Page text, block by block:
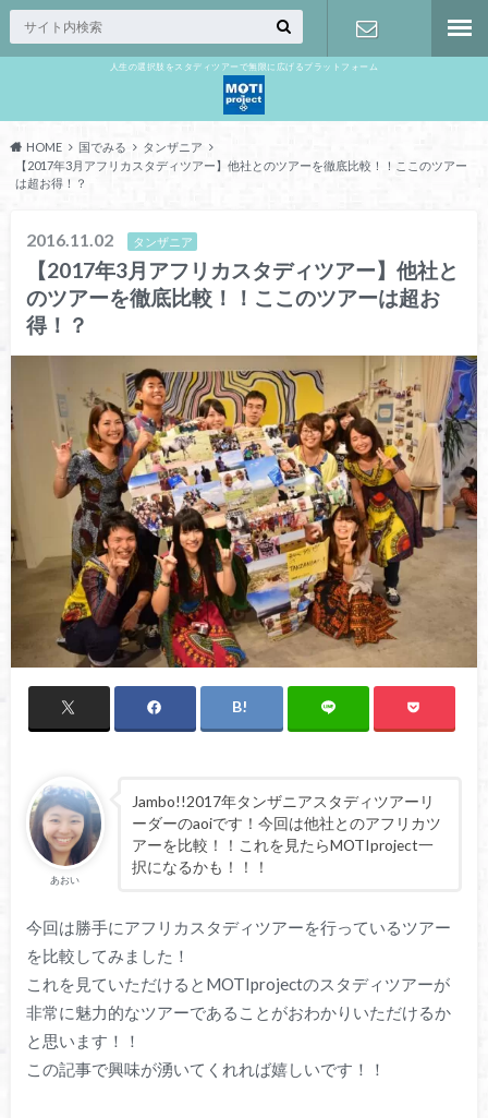
人生の選択肢をスタディツアーで無限に広げるプラットフォーム
HOME 国でみる
タンザニア
【2017年3月アフリカスタディツアー】他社とのツアーを徹底比較！！ここのツアー
は超お得！？
2016.11.02 タンザニア
【2017年3月アフリカスタディツアー】他社と
のツアーを徹底比較！！ここのツアーは超お
得！？
あおい
Jambo!!2017年タンザニアスタディツアーリ
ーダーのaoiです！今回は他社とのアフリカツ
アーを比較！！これを見たらMOTIproject一
択になるかも！！！
今回は勝手にアフリカスタディツアーを行っているツアー
を比較してみました！
これを見ていただけるとMOTIprojectのスタディツアーが
非常に魅力的なツアーであることがおわかりいただけるか
と思います！！
この記事で興味が湧いてくれれば嬉しいです！！